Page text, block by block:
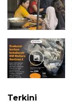
Terkini